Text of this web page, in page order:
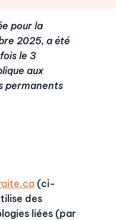
pour la
2025, a été
le 3
aux
permanents
(ci-
des
liées (par